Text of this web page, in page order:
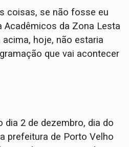
coisas, se não fosse eu
Acadêmicos da Zona Lesta
hoje, não estaria
que vai acontecer
dia 2 de dezembro, dia do
prefeitura de Porto Velho